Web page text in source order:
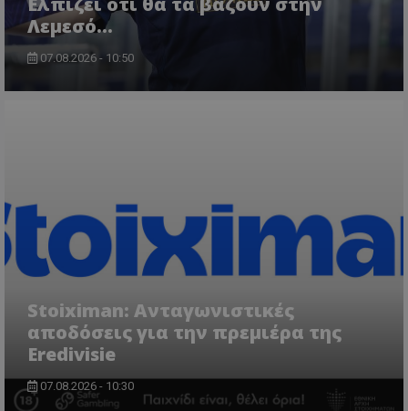
Λεμεσό…
07.08.2026 - 10:50
Stoiximan: Ανταγωνιστικές
αποδόσεις για την πρεμιέρα της
Eredivisie
07.08.2026 - 10:30